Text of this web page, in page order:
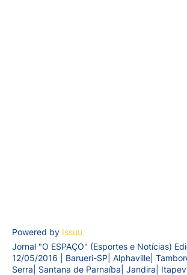
Powered by Issuu
Jornal "O ESPAÇO" (Esportes e Notícias)
12/05/2016 | Barueri-SP| Alphaville|
Serra| Santana de Parnaíba| Jandira|